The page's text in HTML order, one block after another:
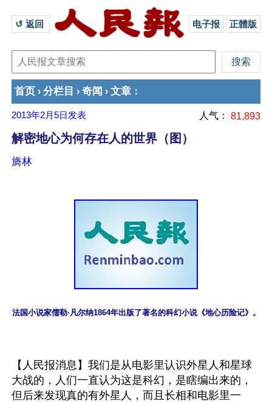
↺ 返回 电子报 正體版
首页 › 分栏目 › 奇闻 › 文章 ：
2013年2月5日 发表 人气： 81,893
解密地心为何存在人的世界（图）
旖林
法国小说家儒勒·凡尔纳1864年出版了著名的科幻小说《地心历险记》。
【人民报消息】我们是从电影里认识外星人和星球
大战的，人们一直认为这是科幻，是瞎编出来的，
但后来发现真的有外星人，而且长相和电影里一